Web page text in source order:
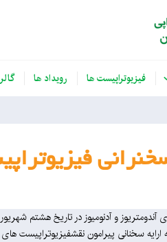
فیزیوتراپیست ها رویداد ها
و آدنومیوز در تاریخ هشتم
ارایه سخنانی پیرامون نقشفیزیوتراپیست